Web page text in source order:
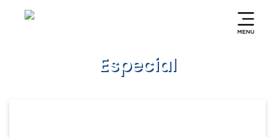
Especial